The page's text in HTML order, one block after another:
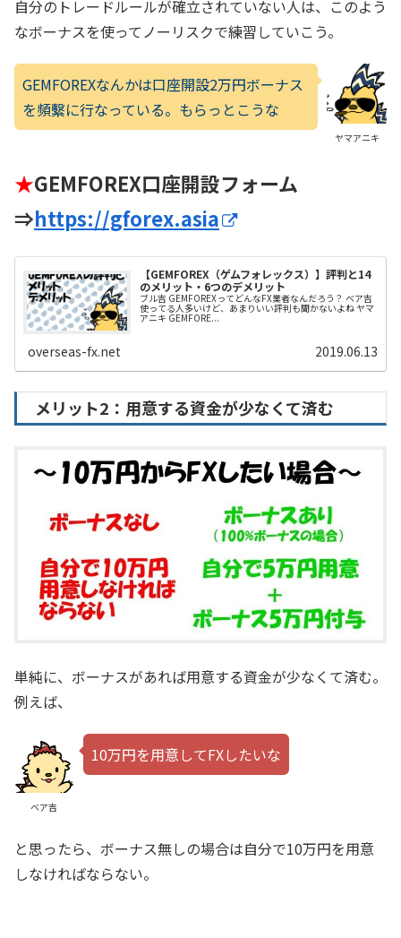
自分のトレードルールが確立されていない人は、このよう
なボーナスを使ってノーリスクで練習していこう。
ヤマアニキ
GEMFOREXなんかは口座開設2万円ボーナス
を頻繫に行なっている。もらっとこうな
★GEMFOREX口座開設フォーム
⇒https://gforex.asia
【GEMFOREX（ゲムフォレックス）】評判と14
のメリット・6つのデメリット
ブル吉 GEMFOREXってどんなFX業者なんだろう？ ベア吉
使ってる人多いけど、あまりいい評判も聞かないよね ヤマ
アニキ GEMFORE...
overseas-fx.net 2019.06.13
メリット2：用意する資金が少なくて済む
単純に、ボーナスがあれば用意する資金が少なくて済む。
例えば、
ベア吉
10万円を用意してFXしたいな
と思ったら、ボーナス無しの場合は自分で10万円を用意
しなければならない。